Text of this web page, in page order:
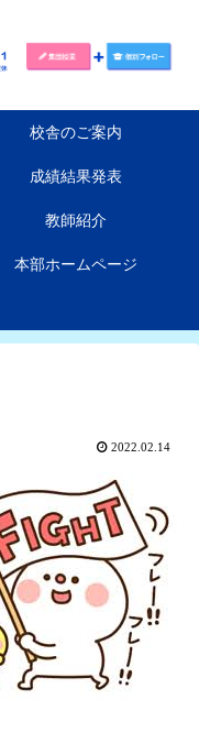
校舎のご案内
成績結果発表
教師紹介
本部ホームページ
2022.02.14